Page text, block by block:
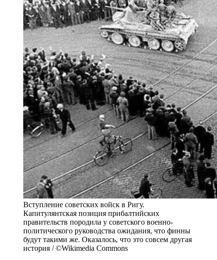
Вступление советских войск в Ригу.
Капитулянтская позиция прибалтийских
правительств породила у советского военно-
политического руководства ожидания, что финны
будут такими же. Оказалось, что это совсем другая
история / ©Wikimedia Commons